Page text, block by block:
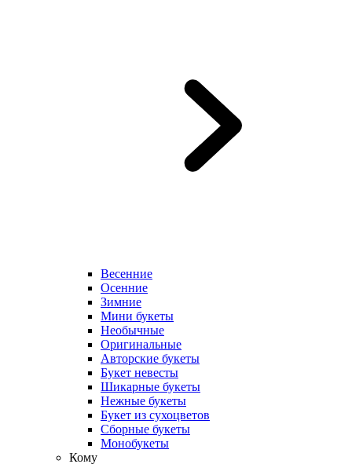
Весенние
Осенние
Зимние
Мини букеты
Необычные
Оригинальные
Авторские букеты
Букет невесты
Шикарные букеты
Нежные букеты
Букет из сухоцветов
Сборные букеты
Монобукеты
Кому